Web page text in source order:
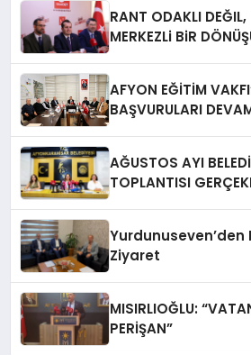
RANT ODAKLI
MERKEZLi BiR
AFYON EĞİTİM
BAŞVURULARI
AĞUSTOS AYI
TOPLANTISI
Yurdunuseven’den
Ziyaret
MISIRLIOĞLU:
PERİŞAN”